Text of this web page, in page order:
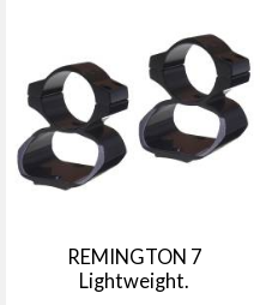
REMINGTON 7
Lightweight.